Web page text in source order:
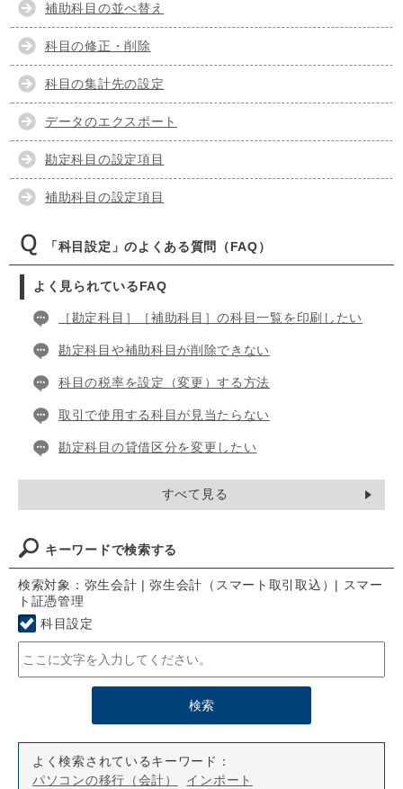
補助科目の並べ替え
科目の修正・削除
科目の集計先の設定
データのエクスポート
勘定科目の設定項目
補助科目の設定項目
「科目設定」のよくある質問（FAQ）
よく見られているFAQ
［勘定科目］［補助科目］の科目一覧を印刷したい
勘定科目や補助科目が削除できない
科目の税率を設定（変更）する方法
取引で使用する科目が見当たらない
勘定科目の貸借区分を変更したい
すべて見る
キーワードで検索する
検索対象：弥生会計 | 弥生会計（スマート取引取込）| スマー
ト証憑管理
科目設定
よく検索されているキーワード：
パソコンの移行（会計）
インポート